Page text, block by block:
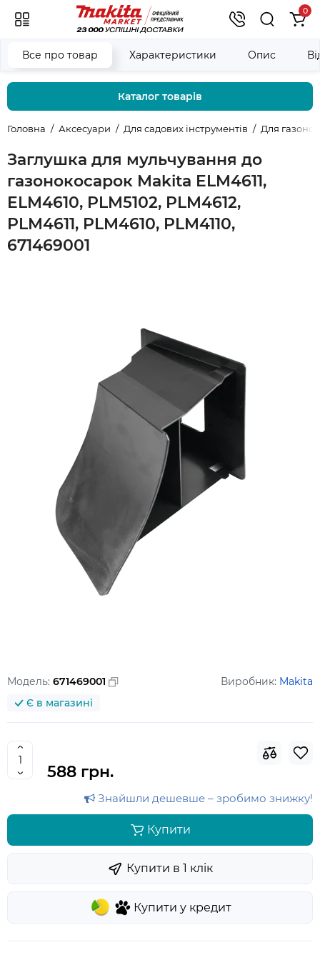
0
Каталог товарів
Головна Аксесуари Для садових інструментів Для
Заглушка для мульчування до
газонокосарок Makita ELM4611,
ELM4610, PLM5102, PLM4612,
PLM4611, PLM4610, PLM4110,
671469001
Все про товар Характеристики Опис
Модель: 671469001 Виробник: Makita
Є в магазині
588 грн.
Знайшли дешевше – зробимо знижку!
Купити
Купити у кредит
Купити в 1 клiк